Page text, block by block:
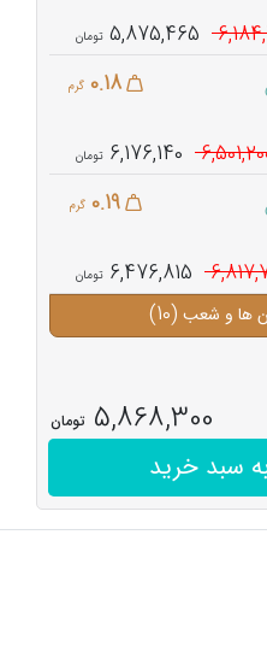
5,875,465
0.18 گرم
6,176,140
0.19 گرم
6,476,815
ها و شعب (10)
5,868,300 تومان
سبد خرید